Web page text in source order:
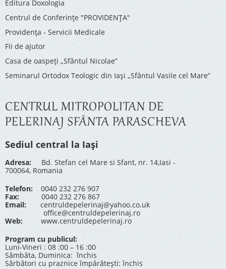
Editura Doxologia
Centrul de Conferinţe "PROVIDENŢA"
Providenţa - Servicii Medicale
Fii de ajutor
Casa de oaspeți „Sfântul Nicolae”
Seminarul Ortodox Teologic din Iași „Sfântul Vasile cel Mare”
CENTRUL MITROPOLITAN DE
PELERINAJ SFÂNTA PARASCHEVA
Sediul central la Iași
Adresa: Bd. Stefan cel Mare si Sfant, nr. 14,Iasi -
700064, Romania
Telefon: 0040 232 276 907
Fax: 0040 232 276 867
Email:
centruldepelerinaj@yahoo.co.uk
office@centruldepelerinaj.ro
Web:
www.centruldepelerinaj.ro
Program cu publicul:
Luni-Vineri : 08 :00 – 16 :00
Sâmbăta, Duminica: închis
Sărbători cu praznice împărătești: închis